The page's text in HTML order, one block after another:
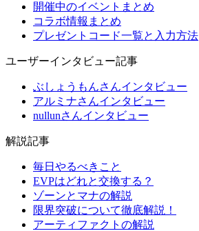
開催中のイベントまとめ
コラボ情報まとめ
プレゼントコード一覧と入力方法
ユーザーインタビュー記事
ぶしょうもんさんインタビュー
アルミナさんインタビュー
nullunさんインタビュー
解説記事
毎日やるべきこと
EVPはどれと交換する？
ゾーンとマナの解説
限界突破について徹底解説！
アーティファクトの解説